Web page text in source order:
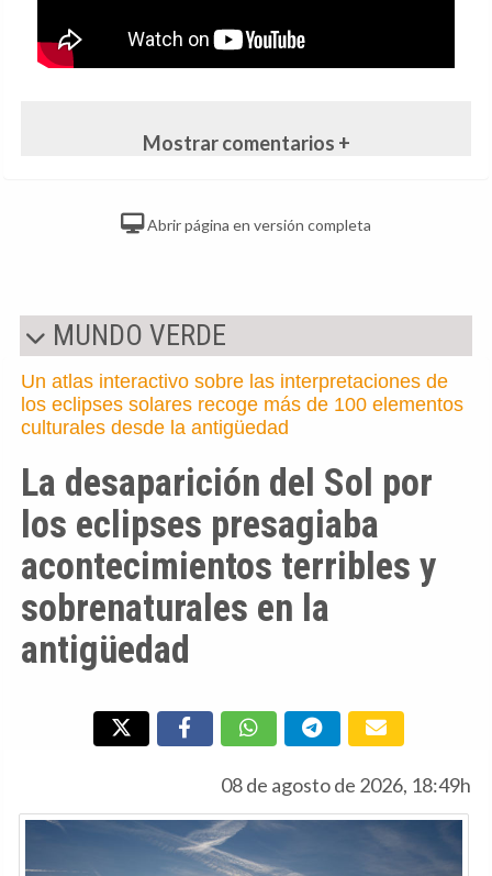
Mostrar comentarios +
Abrir página en versión completa
MUNDO VERDE
Un atlas interactivo sobre las interpretaciones de
los eclipses solares recoge más de 100 elementos
culturales desde la antigüedad
La desaparición del Sol por
los eclipses presagiaba
acontecimientos terribles y
sobrenaturales en la
antigüedad
08 de agosto de 2026, 18:49h